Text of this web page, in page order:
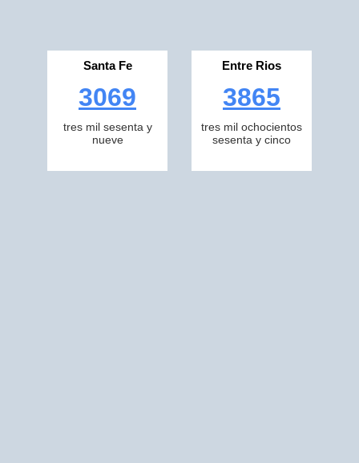
Santa Fe
3069
tres mil sesenta y
nueve
Entre Rios
3865
tres mil ochocientos
sesenta y cinco